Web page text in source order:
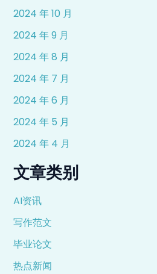
2024 年 10 月
2024 年 9 月
2024 年 8 月
2024 年 7 月
2024 年 6 月
2024 年 5 月
2024 年 4 月
文章类别
AI资讯
写作范文
毕业论文
热点新闻